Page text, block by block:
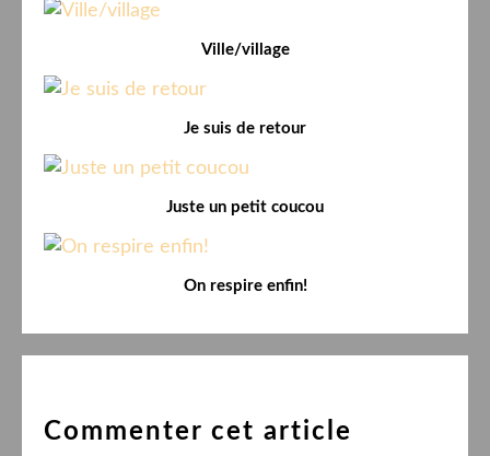
Ville/village
Je suis de retour
Juste un petit coucou
On respire enfin!
Commenter cet article